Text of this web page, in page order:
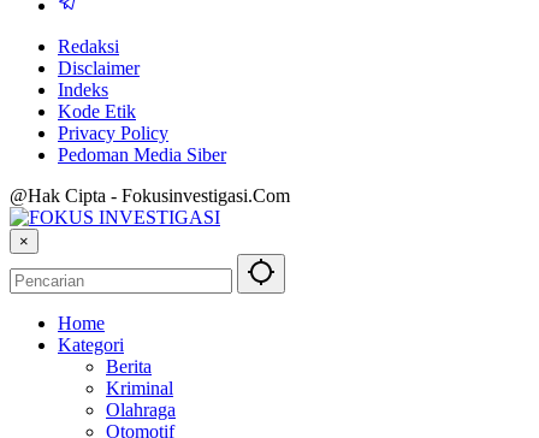
Redaksi
Disclaimer
Indeks
Kode Etik
Privacy Policy
Pedoman Media Siber
@Hak Cipta - Fokusinvestigasi.Com
×
Home
Kategori
Berita
Kriminal
Olahraga
Otomotif